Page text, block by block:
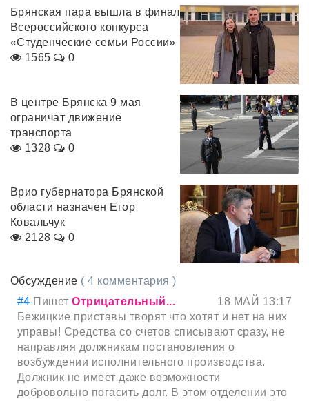
Брянская пара вышла в финал
Всероссийского конкурса
«Студенческие семьи России»
1565
0
В центре Брянска 9 мая
ограничат движение
транспорта
1328
0
Врио губернатора Брянской
области назначен Егор
Ковальчук
2128
0
Обсуждение ( 4 комментария )
#4 ПишетОтрицательный...
18 МАЙ 13:17
Бежицкие приставы творят что хотят и нет на них
управы! Средства со счетов списывают сразу, не
направляя должникам постановления о
возбуждении исполнительного производства.
Должник не имеет даже возможности
добровольно погасить долг. В этом отделении это